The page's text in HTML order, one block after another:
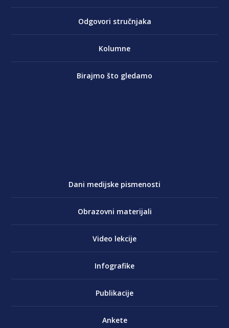
Odgovori stručnjaka
Kolumne
Birajmo što gledamo
Dani medijske pismenosti
Obrazovni materijali
Video lekcije
Infografike
Publikacije
Ankete